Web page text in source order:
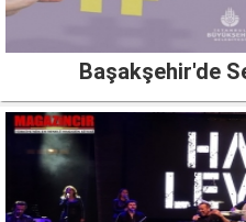
Başakşehir'de